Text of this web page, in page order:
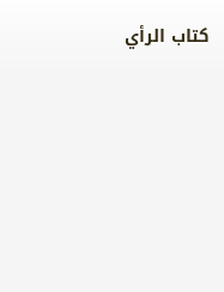
كتاب الرأي